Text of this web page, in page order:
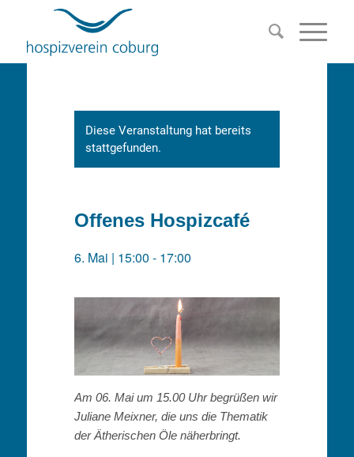
Diese Veranstaltung hat bereits
stattgefunden.
Offenes Hospizcafé
6. Mai | 15:00 - 17:00
Am 06. Mai um 15.00 Uhr begrüßen wir
Juliane Meixner, die uns die Thematik
der Ätherischen Öle näherbringt.